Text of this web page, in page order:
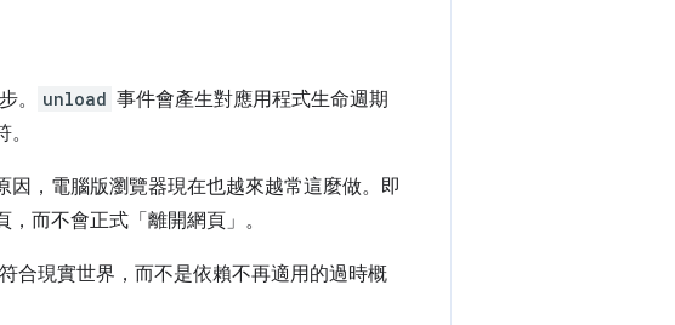
。 unload 事件會產生對應用程式生命週期
，電腦版瀏覽器現在也越來越常這麼做。即
而不會正式「離開網頁」。
合現實世界，而不是依賴不再適用的過時概